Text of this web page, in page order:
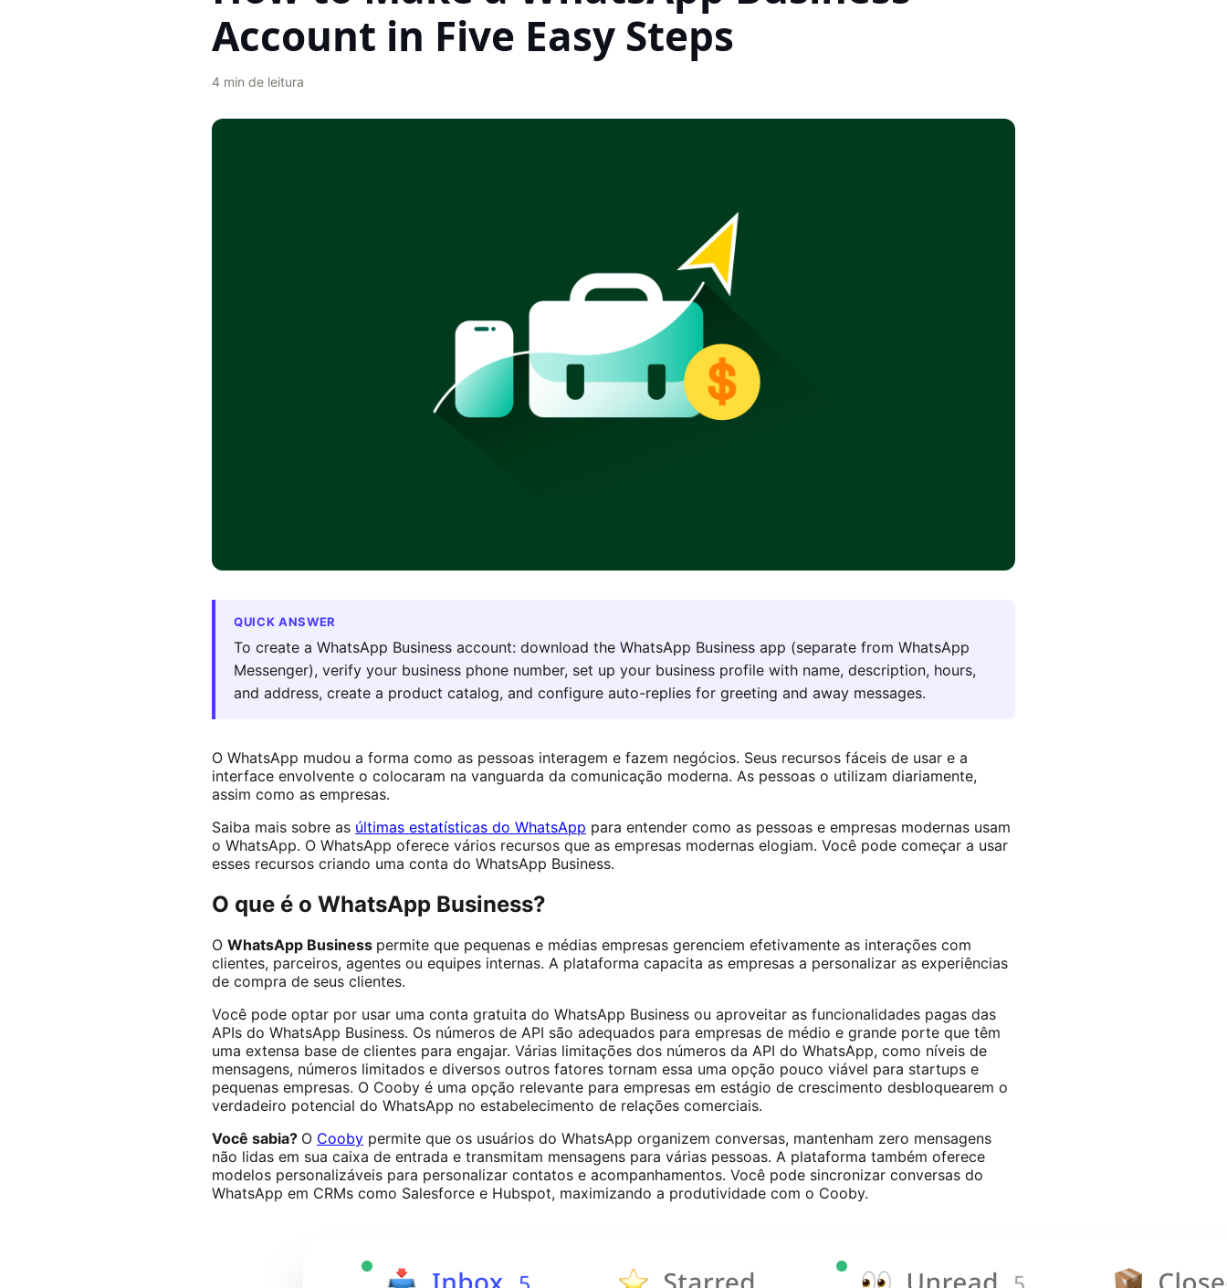
Account in Five Easy Steps
4 min de leitura
QUICK ANSWER
To create a WhatsApp Business account: download the WhatsApp Business app (separate from WhatsApp
Messenger), verify your business phone number, set up your business profile with name, description, hours,
and address, create a product catalog, and configure auto-replies for greeting and away messages.
O WhatsApp mudou a forma como as pessoas interagem e fazem negócios. Seus recursos fáceis de usar e a
interface envolvente o colocaram na vanguarda da comunicação moderna. As pessoas o utilizam diariamente,
assim como as empresas.
Saiba mais sobre as últimas estatísticas do WhatsApp para entender como as pessoas e empresas modernas usam
o WhatsApp. O WhatsApp oferece vários recursos que as empresas modernas elogiam. Você pode começar a usar
esses recursos criando uma conta do WhatsApp Business.
O que é o WhatsApp Business?
O WhatsApp Business permite que pequenas e médias empresas gerenciem efetivamente as interações com
clientes, parceiros, agentes ou equipes internas. A plataforma capacita as empresas a personalizar as experiências
de compra de seus clientes.
Você pode optar por usar uma conta gratuita do WhatsApp Business ou aproveitar as funcionalidades pagas das
APIs do WhatsApp Business. Os números de API são adequados para empresas de médio e grande porte que têm
uma extensa base de clientes para engajar. Várias limitações dos números da API do WhatsApp, como níveis de
mensagens, números limitados e diversos outros fatores tornam essa uma opção pouco viável para startups e
pequenas empresas. O Cooby é uma opção relevante para empresas em estágio de crescimento desbloquearem o
verdadeiro potencial do WhatsApp no estabelecimento de relações comerciais.
Você sabia? O Cooby permite que os usuários do WhatsApp organizem conversas, mantenham zero mensagens
não lidas em sua caixa de entrada e transmitam mensagens para várias pessoas. A plataforma também oferece
modelos personalizáveis para personalizar contatos e acompanhamentos. Você pode sincronizar conversas do
WhatsApp em CRMs como Salesforce e Hubspot, maximizando a produtividade com o Cooby.